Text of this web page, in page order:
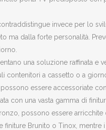
invece per lo
ma dalla forte personalità.
una soluzione raffinata
contenitori a cassetto o a
essere accessoriate
con una vasta gamma di
possono essere
finiture Brunito o Tinox, mentre